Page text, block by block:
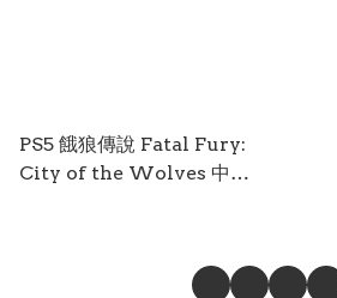
PS5 餓狼傳說 Fatal Fury:
City of the Wolves 中英